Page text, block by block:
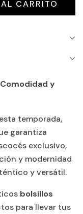
y
temporada,
garantiza
exclusivo,
y modernidad
y versátil.
bolsillos
para llevar tus